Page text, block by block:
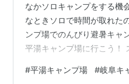
なかソロキャンプをする機
なときソロで時間が取れた
ンプ場でのんびり避暑キャ
平湯キャンプ場に行こう！
もう！ マグロの漬け丼を作
#平湯キャンプ場 #岐阜キ